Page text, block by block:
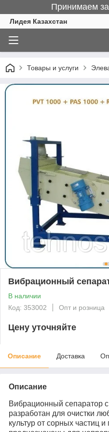
Принимаем
Лидея Казахстан
Товары и услуги
Вибрационный
В наличии
Код: 353002
Опт и розница
Цену уточняйте
Описание Доставка
Описание
Вибрационный сепаратор
разработан для очистки
культур от сорных частиц